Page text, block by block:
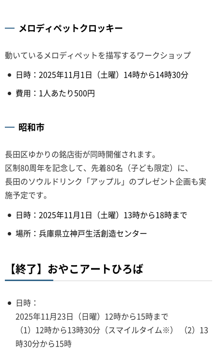
メロディペットクロッキー
動いているメロディペットを描写するワークショップ
日時：2025年11月1日（土曜）14時から14時30分
費用：1人あたり500円
昭和市
長田区ゆかりの銘店街が同時開催されます。
区制80周年を記念して、先着80名（子ども限定）に、
長田のソウルドリンク「アップル」のプレゼント企画も実
施予定です。
日時：2025年11月1日（土曜）13時から18時まで
場所：兵庫県立神戸生活創造センター
【終了】おやこアートひろば
日時：
2025年11月23日（日曜）12時から15時まで
（1）12時から13時30分（スマイルタイム※） （2）13
時30分から15時